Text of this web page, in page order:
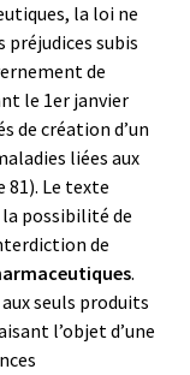
la loi ne
subis
de
le 1er janvier
de création d’un
liées aux
Le texte
possibilité de
de
.
seuls produits
l’objet d’une